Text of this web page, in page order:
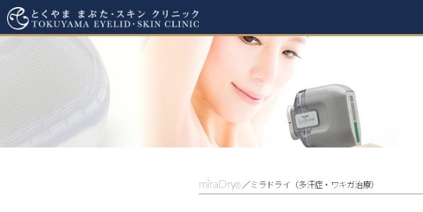
と
ス
miraDry® ／ミラドライ（多汗症・ワキガ治療）